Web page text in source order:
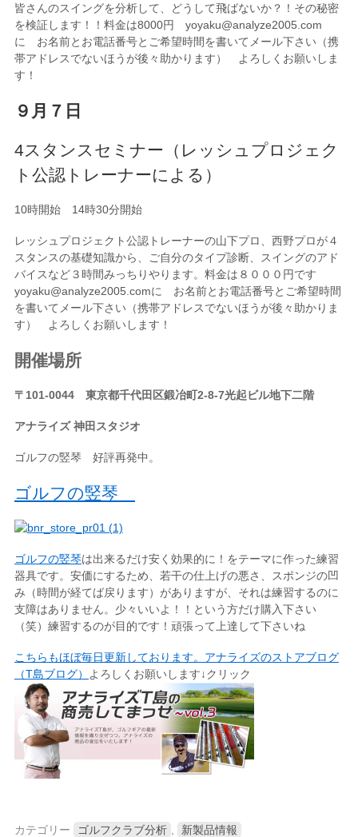
皆さんのスイングを分析して、どうして飛ばないか？！その秘密
を検証します！！料金は8000円 yoyaku@analyze2005.com
に お名前とお電話番号とご希望時間を書いてメール下さい（携
帯アドレスでないほうが後々助かります） よろしくお願いしま
す！
９月７日
4スタンスセミナー（レッシュプロジェク
ト公認トレーナーによる）
10時開始 14時30分開始
レッシュプロジェクト公認トレーナーの山下プロ、西野プロが４
スタンスの基礎知識から、ご自分のタイプ診断、スイングのアド
バイスなど３時間みっちりやります。料金は８０００円です
yoyaku@analyze2005.comに お名前とお電話番号とご希望時間
を書いてメール下さい（携帯アドレスでないほうが後々助かりま
す） よろしくお願いします！
開催場所
〒101-0044 東京都千代田区鍛冶町2-8-7光起ビル地下二階
アナライズ 神田スタジオ
ゴルフの竪琴 好評再発中。
ゴルフの竪琴
ゴルフの竪琴は出来るだけ安く効果的に！をテーマに作った練習
器具です。安価にするため、若干の仕上げの悪さ、スポンジの凹
み（時間が経てば戻ります）がありますが、それは練習するのに
支障はありません。少々いいよ！！という方だけ購入下さい
（笑）練習するのが目的です！頑張って上達して下さいね
こちらもほぼ毎日更新しております。アナライズのストアブログ
（T島ブログ）
よろしくお願いします↓クリック
カテゴリー ゴルフクラブ分析 新製品情報